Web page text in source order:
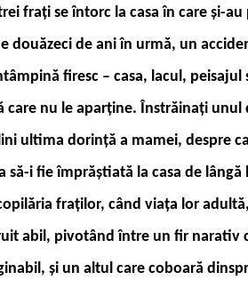
frați se întorc la casa în care și-
douăzeci de ani în urmă, un
firesc – casa, lacul,
care nu le aparține. Înstrăinați
ultima dorință a mamei, despre
să-i fie împrăștiată la casa de
fraților, când viața lor
abil, pivotând între un fir narativ
și un altul care coboară